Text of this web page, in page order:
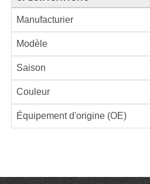
Manufacturier
Modèle
Saison
Couleur
Équipement d'origine (OE)